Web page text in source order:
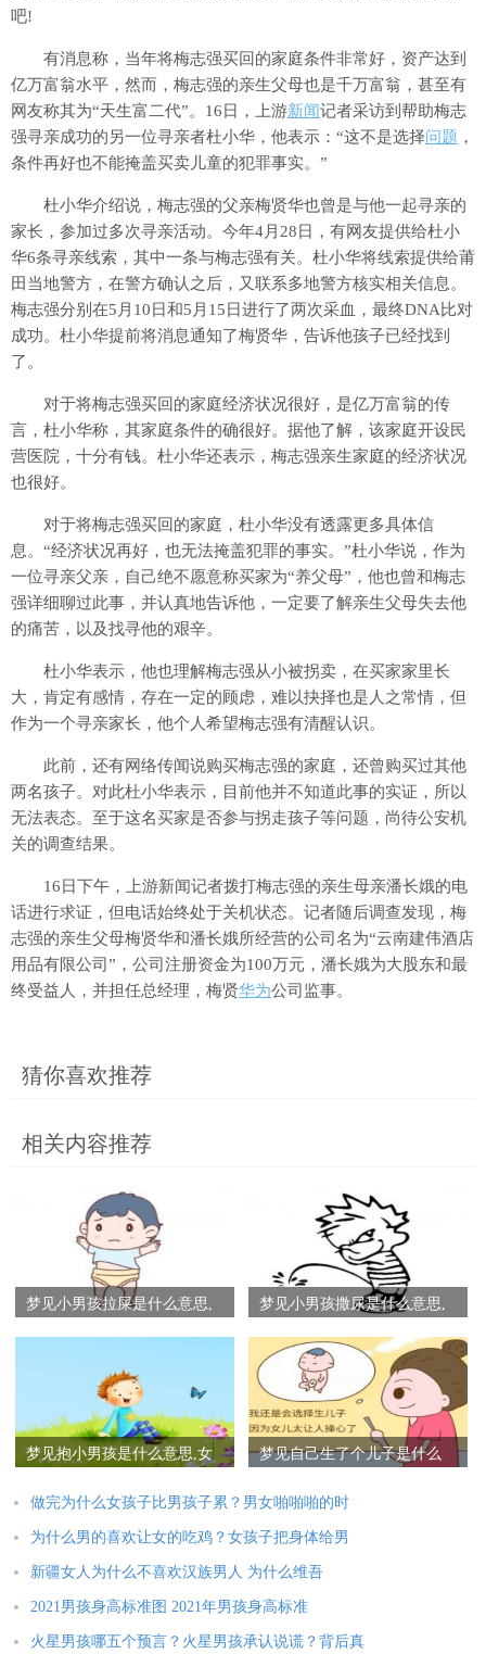
吧!
有消息称，当年将梅志强买回的家庭条件非常好，资产达到
亿万富翁水平，然而，梅志强的亲生父母也是千万富翁，甚至有
网友称其为“天生富二代”。16日，上游新闻记者采访到帮助梅志
强寻亲成功的另一位寻亲者杜小华，他表示：“这不是选择问题 ，
条件再好也不能掩盖买卖儿童的犯罪事实。”
杜小华介绍说，梅志强的父亲梅贤华也曾是与他一起寻亲的
家长，参加过多次寻亲活动。今年4月28日，有网友提供给杜小
华6条寻亲线索，其中一条与梅志强有关。杜小华将线索提供给莆
田当地警方，在警方确认之后，又联系多地警方核实相关信息。
梅志强分别在5月10日和5月15日进行了两次采血，最终DNA比对
成功。杜小华提前将消息通知了梅贤华，告诉他孩子已经找到
了。
对于将梅志强买回的家庭经济状况很好，是亿万富翁的传
言，杜小华称，其家庭条件的确很好。据他了解，该家庭开设民
营医院，十分有钱。杜小华还表示，梅志强亲生家庭的经济状况
也很好。
对于将梅志强买回的家庭，杜小华没有透露更多具体信
息。“经济状况再好，也无法掩盖犯罪的事实。”杜小华说，作为
一位寻亲父亲，自己绝不愿意称买家为“养父母”，他也曾和梅志
强详细聊过此事，并认真地告诉他，一定要了解亲生父母失去他
的痛苦，以及找寻他的艰辛。
杜小华表示，他也理解梅志强从小被拐卖，在买家家里长
大，肯定有感情，存在一定的顾虑，难以抉择也是人之常情，但
作为一个寻亲家长，他个人希望梅志强有清醒认识。
此前，还有网络传闻说购买梅志强的家庭，还曾购买过其他
两名孩子。对此杜小华表示，目前他并不知道此事的实证，所以
无法表态。至于这名买家是否参与拐走孩子等问题，尚待公安机
关的调查结果。
16日下午，上游新闻记者拨打梅志强的亲生母亲潘长娥的电
话进行求证，但电话始终处于关机状态。记者随后调查发现，梅
志强的亲生父母梅贤华和潘长娥所经营的公司名为“云南建伟酒店
用品有限公司”，公司注册资金为100万元，潘长娥为大股东和最
终受益人，并担任总经理，梅贤华为公司监事。
猜你喜欢推荐
相关内容推荐
梦见小男孩拉屎是什么意思,
梦见小男孩撒尿是什么意思,
么预兆
梦见抱小男孩是什么意思,女
预兆
梦见自己生了个儿子是什么
预兆
做完为什么女孩子比男孩子累？男女啪啪啪的时
为什么男的喜欢让女的吃鸡？女孩子把身体给男
新疆女人为什么不喜欢汉族男人 为什么维吾
2021男孩身高标准图 2021年男孩身高标准
火星男孩哪五个预言？火星男孩承认说谎？背后真